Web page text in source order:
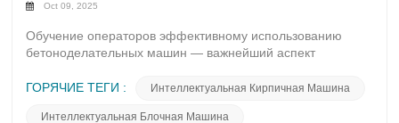
Oct 09, 2025
Обучение операторов эффективному использованию
бетоноделательных машин — важнейший аспект
Освоение этого навыка требует глубокого понимания
ГОРЯЧИЕ ТЕГИ : Интеллектуальная Кирпичная Машина
Интеллектуальная Блочная Машина